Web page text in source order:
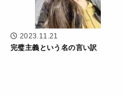
2023.11.21
完璧主義という名の言い訳